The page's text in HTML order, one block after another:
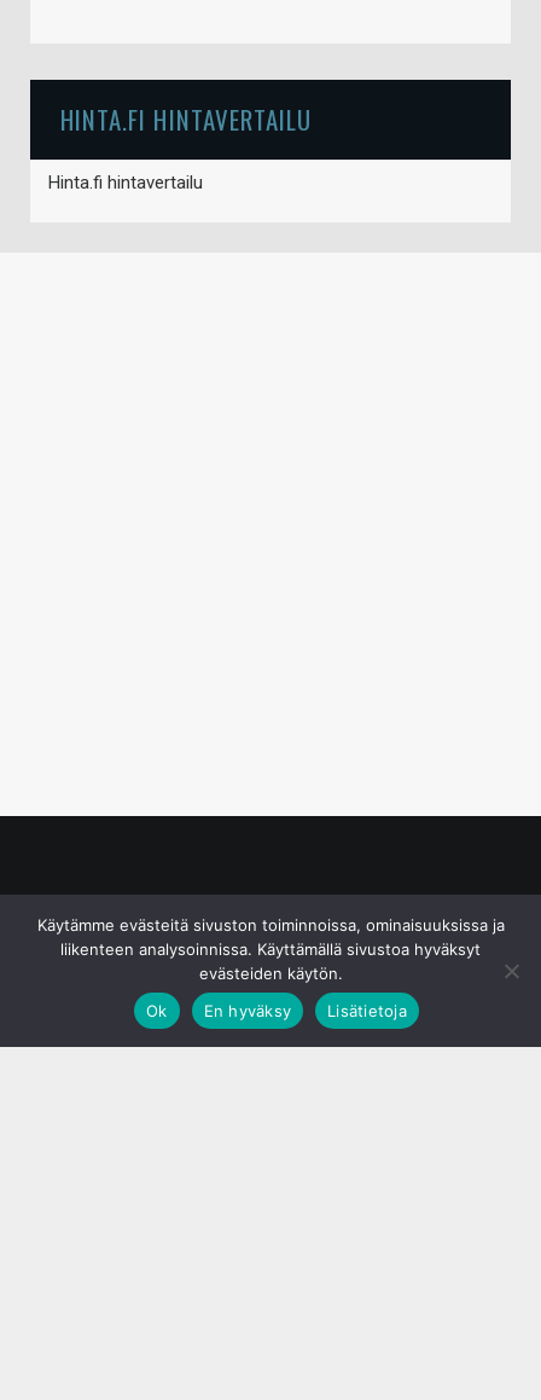
HINTA.FI HINTAVERTAILU
Hinta.fi hintavertailu
Käytämme evästeitä sivuston toiminnoissa, ominaisuuksissa ja
liikenteen analysoinnissa. Käyttämällä sivustoa hyväksyt
evästeiden käytön.
Ok
En hyväksy Lisätietoja